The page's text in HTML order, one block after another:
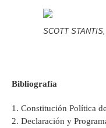
SCOTT STANTIS,
Bibliografía
1. Constitución Política
2. Declaración y